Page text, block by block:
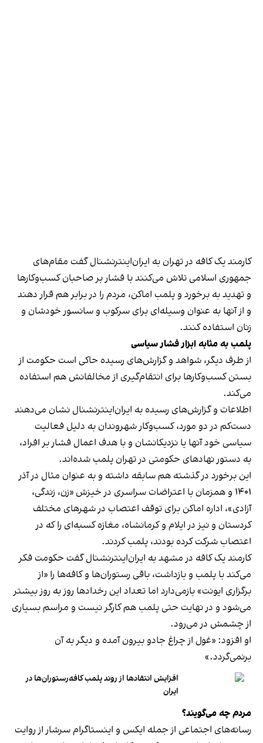
کارمند یک کافه در تهران به ایران‌اینترنشنال گفت مقام‌های
جمهوری اسلامی تلاش می‌کنند با فشار بر صاحبان کسب‌وکارها
و تهدید به برخورد و پلمب اماکن، مردم را در برابر هم قرار دهند
و از آنها به عنوان وسیله‌ای برای سرکوب و سانسور خودشان و
زنان استفاده کنند.
پلمب به مثابه ابزار فشار سیاسی
از طرف دیگر، شواهد و گزارش‌های رسیده حاکی است حکومت از
بستن کسب‌وکارها برای انتقام‌گیری از مخالفانش هم استفاده
می‌کند.
اطلاعات و گزارش‌های رسیده به ایران‌اینترنشنال نشان می‌دهند
دست‌کم در دو مورد، کسب‌وکار شهروندان به دلیل فعالیت
سیاسی خود آنها یا نزدیکانشان و با هدف اعمال فشار بر افراد،
به دستور نهادهای حکومتی در تهران پلمب شده‌اند.
این برخورد در گذشته هم سابقه داشته و به عنوان مثال در آذر
۱۴۰۱ و همزمان با اعتراضات سراسری در خیزش «زن، زندگی،
آزادی»، اداره اماکن برای توقف اعتصاب در شهرهای مختلف
کردستان و نیز در ایلام و کرمانشاه، مغازه کسبه‌ای را که در
اعتصاب شرکت کرده بودند، پلمب کردند.
کارمند یک کافه در مشهد به ایران‌اینترنشنال گفت حکومت فکر
می‌کند با پلمب و بازداشت، باقی رستوران‌ها و کافه‌ها را «از
برگزاری ایونت» بازمی‌دارد اما تعداد این رخدادها روز به روز بیشتر
می‌شود و در نهایت حتی پلمب هم کارگر نیست و مراسم بسیاری
از چشمش در می‌رود.
او افزود: «غول از چراغ جادو بیرون آمده و دیگر به آن
برنمی‎‌گردد.»
افزایش انتقادها از روند پلمب کافه‌رستوران‌ها در
ایران
مردم چه می‌گویند؟
رسانه‎‌های اجتماعی از جمله ایکس و اینستاگرام سرشار از روایت